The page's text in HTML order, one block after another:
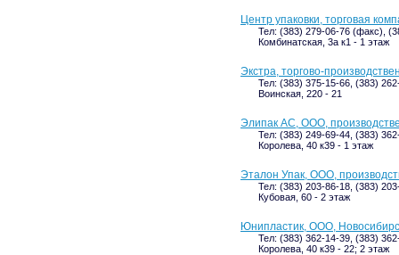
Центр упаковки, торговая
Тел: (383) 279-06-76 (факс),
Комбинатская, 3а к1 - 1 этаж
Экстра, торгово-
Тел: (383) 375-15-66, (383)
Воинская, 220 - 21
Элипак АС, ООО,
Тел: (383) 249-69-44, (383)
Королева, 40 к39 - 1 этаж
Эталон Упак, ООО,
Тел: (383) 203-86-18, (383)
Кубовая, 60 - 2 этаж
Юнипластик, ООО,
Тел: (383) 362-14-39, (383)
Королева, 40 к39 - 22; 2 этаж